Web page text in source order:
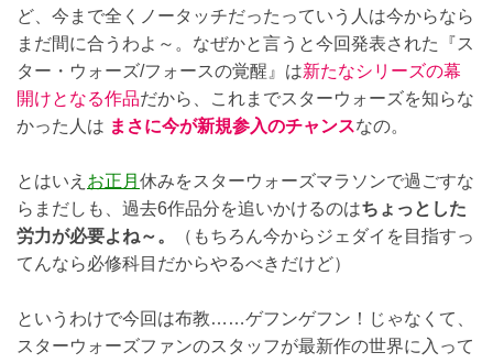
ど、今まで全くノータッチだったっていう人は今からなら
まだ間に合うわよ～。なぜかと言うと今回発表された『ス
ター・ウォーズ/フォースの覚醒』は新たなシリーズの幕
開けとなる作品だから、これまでスターウォーズを知らな
かった人は まさに今が新規参入のチャンスなの。
とはいえ お正月 休みをスターウォーズマラソンで過ごすな
らまだしも、過去6作品分を追いかけるのはちょっとした
労力が必要よね～。
（もちろん今からジェダイを目指すっ
てんなら必修科目だからやるべきだけど）
というわけで今回は布教……ゲフンゲフン！じゃなくて、
スターウォーズファンのスタッフが最新作の世界に入って